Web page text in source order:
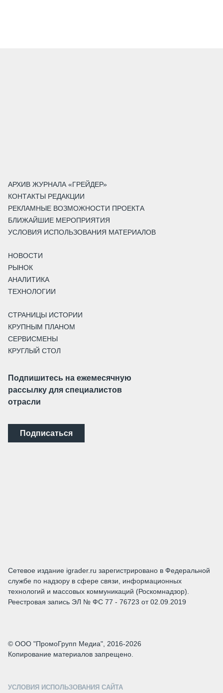
АРХИВ ЖУРНАЛА «ГРЕЙДЕР»
КОНТАКТЫ РЕДАКЦИИ
РЕКЛАМНЫЕ ВОЗМОЖНОСТИ ПРОЕКТА
БЛИЖАЙШИЕ МЕРОПРИЯТИЯ
УСЛОВИЯ ИСПОЛЬЗОВАНИЯ МАТЕРИАЛОВ
НОВОСТИ
РЫНОК
АНАЛИТИКА
ТЕХНОЛОГИИ
СТРАНИЦЫ ИСТОРИИ
КРУПНЫМ ПЛАНОМ
СЕРВИСМЕНЫ
КРУГЛЫЙ СТОЛ
Подпишитесь на ежемесячную
рассылку для специалистов
отрасли
Подписаться
Сетевое издание igrader.ru зарегистрировано в Федеральной
службе по надзору в сфере связи, информационных
технологий и массовых коммуникаций (Роскомнадзор).
Реестровая запись ЭЛ № ФС 77 - 76723 от 02.09.2019
© ООО "ПромоГрупп Медиа", 2016-2026
Копирование материалов запрещено.
УСЛОВИЯ ИСПОЛЬЗОВАНИЯ САЙТА